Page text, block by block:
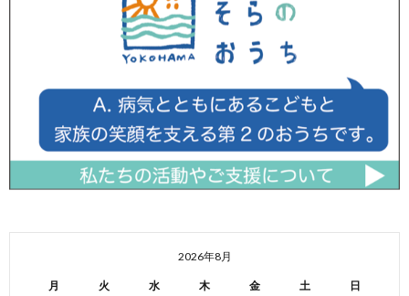
2026年8月
月 火 水 木 金 土 日